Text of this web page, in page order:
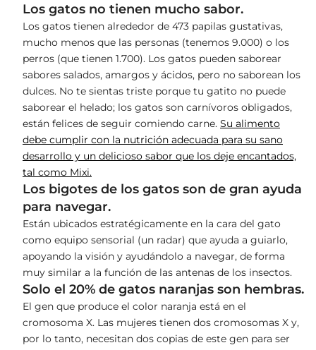
Los gatos no tienen mucho sabor.
Los gatos tienen alrededor de 473 papilas gustativas,
mucho menos que las personas (tenemos 9.000) o los
perros (que tienen 1.700). Los gatos pueden saborear
sabores salados, amargos y ácidos, pero no saborean los
dulces. No te sientas triste porque tu gatito no puede
saborear el helado; los gatos son carnívoros obligados,
están felices de seguir comiendo carne. Su alimento
debe cumplir con la nutrición adecuada para su sano
desarrollo y un delicioso sabor que los deje encantados,
tal como Mixi.
Los bigotes de los gatos son de gran ayuda
para navegar.
Están ubicados estratégicamente en la cara del gato
como equipo sensorial (un radar) que ayuda a guiarlo,
apoyando la visión y ayudándolo a navegar, de forma
muy similar a la función de las antenas de los insectos.
Solo el 20% de gatos naranjas son hembras.
El gen que produce el color naranja está en el
cromosoma X. Las mujeres tienen dos cromosomas X y,
por lo tanto, necesitan dos copias de este gen para ser